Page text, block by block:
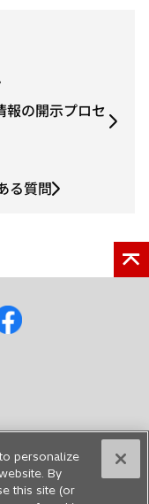
報の開示プロセ
る質問
新
く
personalize
By
this site (or